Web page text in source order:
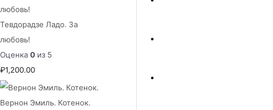
Тевдорадзе Ладо. За
любовь!
Оценка 0 из 5
₽1,200.00
Вернон Эмиль. Котенок.